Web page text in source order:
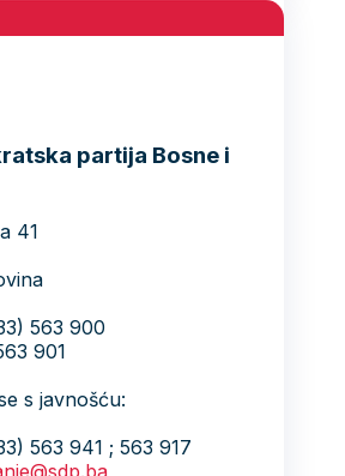
partija Bosne i
41
563 900
901
s javnošću:
563 941 ; 563 917